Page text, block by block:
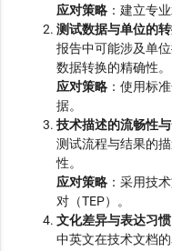
应对策略 ：建立专
测试数据与单位的
报告中可能涉及单
数据转换的精确性。
应对策略 ：使用标
据。
技术描述的流畅性
测试流程与结果的
性。
应对策略 ：采用技
对（TEP）。
文化差异与表达习惯
中英文在技术文档